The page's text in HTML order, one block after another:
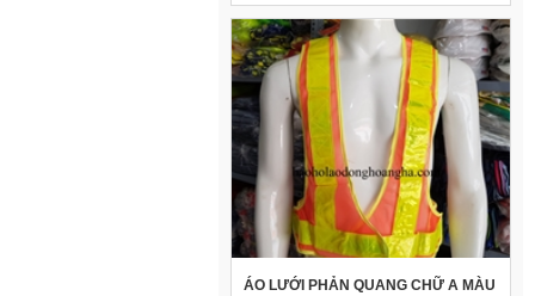
ÁO LƯỚI PHẢN QUANG CHỮ A MÀU